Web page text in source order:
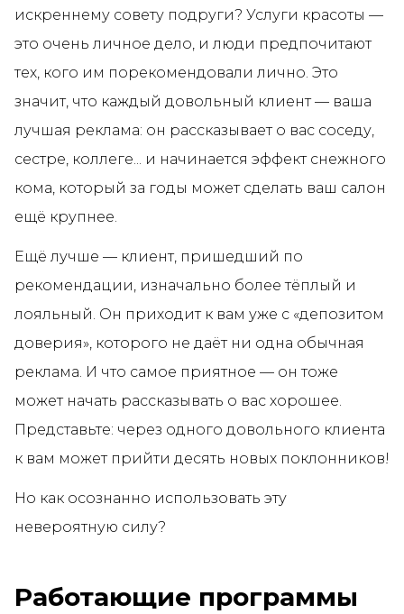
искреннему совету подруги? Услуги красоты —
это очень личное дело, и люди предпочитают
тех, кого им порекомендовали лично. Это
значит, что каждый довольный клиент — ваша
лучшая реклама: он рассказывает о вас соседу,
сестре, коллеге... и начинается эффект снежного
кома, который за годы может сделать ваш салон
ещё крупнее.
Ещё лучше — клиент, пришедший по
рекомендации, изначально более тёплый и
лояльный. Он приходит к вам уже с «депозитом
доверия», которого не даёт ни одна обычная
реклама. И что самое приятное — он тоже
может начать рассказывать о вас хорошее.
Представьте: через одного довольного клиента
к вам может прийти десять новых поклонников!
Но как осознанно использовать эту
невероятную силу?
Работающие программы